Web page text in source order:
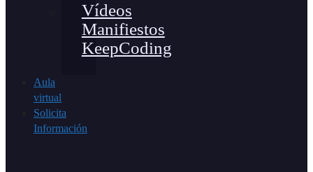
Vídeos
Manifiestos
KeepCoding
Aula
virtual
Solicita
Información